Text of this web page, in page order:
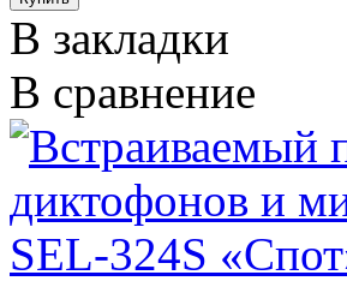
В закладки
В сравнение